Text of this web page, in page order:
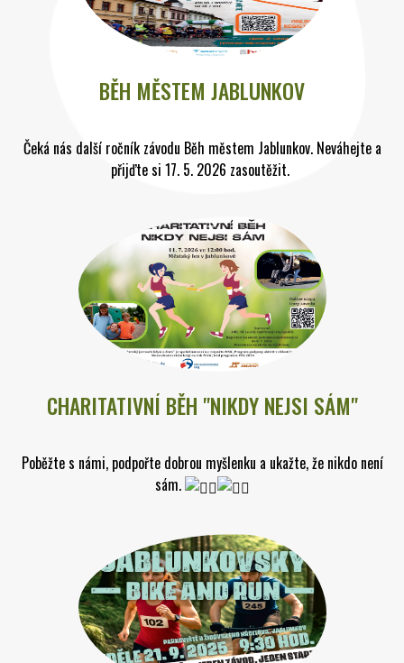
BĚH MĚSTEM JABLUNKOV
Čeká nás další ročník závodu Běh městem Jablunkov. Neváhejte a
přijďte si 17. 5. 2026 zasoutěžit.
CHARITATIVNÍ BĚH "NIKDY NEJSI SÁM"
Poběžte s námi, podpořte dobrou myšlenku a ukažte, že nikdo není
sám.